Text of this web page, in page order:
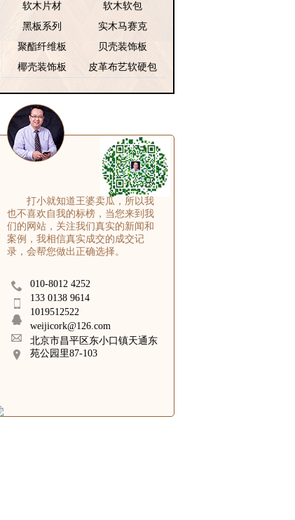
软木片材
软木软包
黑板系列
实木马赛克
聚酯纤维板
贝壳装饰板
椰壳装饰板
皮革布艺软硬包
打小就知道王婆卖瓜，所以我
也不喜欢自我的标榜，当您来到我
们的网站，关注我们真实的新闻和
案例，我相信真实成交的成交记
录，会帮您做出正确选择。
010-8012 4252
133 0138 9614
1019512522
weijicork@126.com
北京市昌平区东小口镇天通东
苑公园里87-103